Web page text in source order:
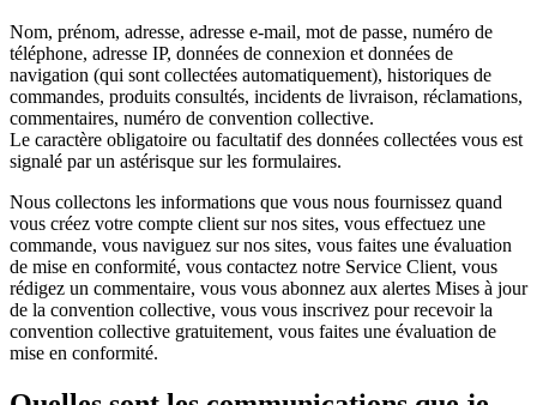
Nom, prénom, adresse, adresse e-mail, mot de passe, numéro de
téléphone, adresse IP, données de connexion et données de
navigation (qui sont collectées automatiquement), historiques de
commandes, produits consultés, incidents de livraison, réclamations,
commentaires, numéro de convention collective.
Le caractère obligatoire ou facultatif des données collectées vous est
signalé par un astérisque sur les formulaires.
Nous collectons les informations que vous nous fournissez quand
vous créez votre compte client sur nos sites, vous effectuez une
commande, vous naviguez sur nos sites, vous faites une évaluation
de mise en conformité, vous contactez notre Service Client, vous
rédigez un commentaire, vous vous abonnez aux alertes Mises à jour
de la convention collective, vous vous inscrivez pour recevoir la
convention collective gratuitement, vous faites une évaluation de
mise en conformité.